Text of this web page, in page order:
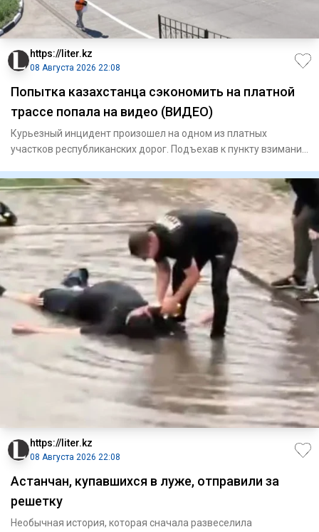
https://liter.kz
08 Августа 2026 22:08
Попытка казахстанца сэкономить на платной
трассе попала на видео (ВИДЕО)
Курьезный инцидент произошел на одном из платных
участков республиканских дорог. Подъехав к пункту взимания
https://liter.kz
08 Августа 2026 22:08
Астанчан, купавшихся в луже, отправили за
решетку
Необычная история, которая сначала развеселила